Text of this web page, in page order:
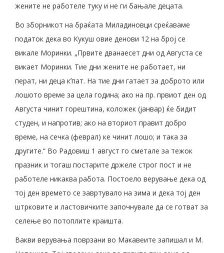
жените не работеле туку и не ги бањале децата.
Во зборникот на браќата Миладиновци среќаваме
податок дека во Кукуш овие денови 12 на број се
викале Моринки. „Првите дванаесет дни од Августа се
викает Моринки. Тие дни жените не работает, ни
перат, ни деца кʼпат. На тие дни гатает за доброто или
лошото време за цела година; ако на пр. првиот ден од
Августа чинит горештина, коложек (јанвар) ќе бидит
студен, и напротив; ако на вториот правит добро
време, на сечка (феврал) ке чинит лошо; и така за
другите.“ Во Радовиш 1 август го сметале за тежок
празник и тогаш постарите држеле строг пост и не
работеле никаква работа. Постоело верување дека од
тој ден времето се завртувало на зима и дека тој ден
штрковите и ластовичките започнувале да се готват за
селење во потоплите краишта.
Вакви верувања поврзани во Макавеите запишал и М.